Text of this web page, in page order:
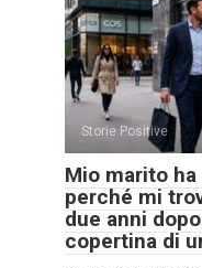
Storie Positive
Mio marito
perché mi
due anni
copertina di